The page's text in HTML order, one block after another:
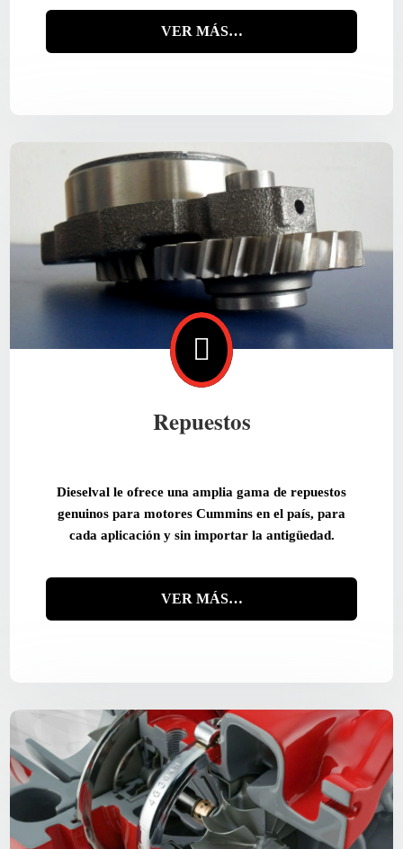
VER MÁS…

Repuestos
Dieselval le ofrece una amplia gama de repuestos
genuinos para motores Cummins en el país, para
cada aplicación y sin importar la antigüedad.
VER MÁS…